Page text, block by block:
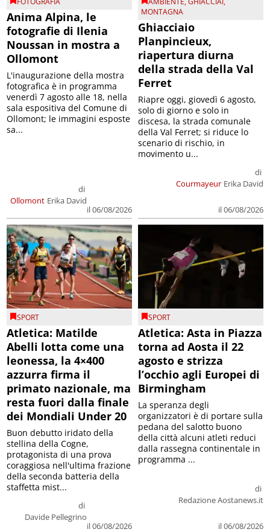
Anima Alpina, le
fotografie di Ilenia
Noussan in mostra a
Ollomont
Ollomont
di
Erika David
il 06/08/2026
L'inaugurazione della mostra
fotografica è in programma
venerdì 7 agosto alle 18, nella
sala espositiva del Comune di
Ollomont; le immagini esposte
sa...
MONTAGNA
Ghiacciaio
Planpincieux,
riapertura diurna
della strada della Val
Ferret
Courmayeur
di
Erika David
il 06/08/2026
Riapre oggi, giovedì 6 agosto,
solo di giorno e solo in
discesa, la strada comunale
della Val Ferret; si riduce lo
scenario di rischio, in
movimento u...
SPORT
Atletica: Matilde
Abelli lotta come una
leonessa, la 4×400
azzurra firma il
primato nazionale, ma
resta fuori dalla finale
dei Mondiali Under 20
di
Davide Pellegrino
il 06/08/2026
Buon debutto iridato della
stellina della Cogne,
protagonista di una prova
coraggiosa nell'ultima frazione
della seconda batteria della
staffetta mist...
SPORT
Atletica: Asta in Piazza
torna ad Aosta il 22
agosto e strizza
l’occhio agli Europei di
Birmingham
di
Redazione Aostanews.it
il 06/08/2026
La speranza degli
organizzatori è di portare sulla
pedana del salotto buono
della città alcuni atleti reduci
dalla rassegna continentale in
programma ...